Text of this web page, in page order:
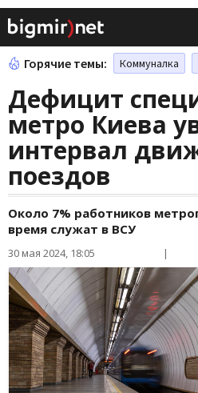
Горячие темы: Коммуналка
Дефицит
метро Киева
интервал
поездов
Около 7% работников
время служат в ВСУ
30 мая 2024, 18:05 |